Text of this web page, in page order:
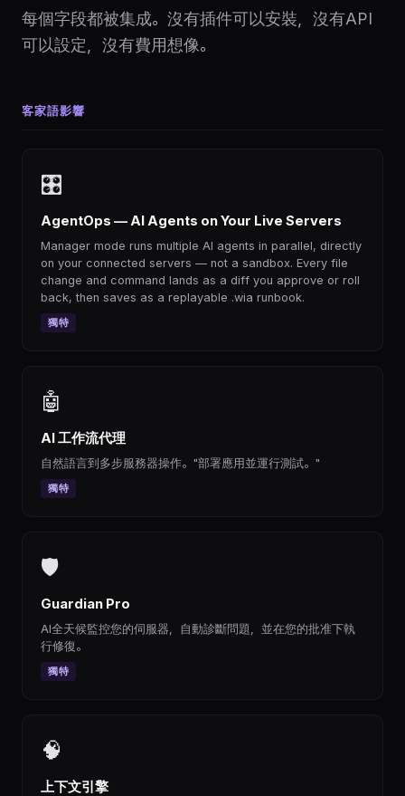
每個字段都被集成。沒有插件可以安裝，沒有API
可以設定，沒有費用想像。
客家語影響
🎛
AgentOps — AI Agents on Your Live Servers
Manager mode runs multiple AI agents in parallel, directly
on your connected servers — not a sandbox. Every file
change and command lands as a diff you approve or roll
back, then saves as a replayable .wia runbook.
獨特
🤖
AI 工作流代理
自然語言到多步服務器操作。"部署應用並運行測試。"
獨特
🛡
Guardian Pro
AI全天候監控您的伺服器，自動診斷問題，並在您的批准下執
行修復。
獨特
🧠
上下文引擎